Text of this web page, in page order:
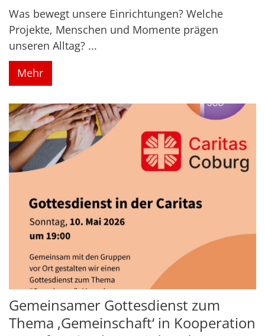
Was bewegt unsere Einrichtungen? Welche
Projekte, Menschen und Momente prägen
unseren Alltag? ...
Mehr
Gemeinsamer Gottesdienst zum
Thema ‚Gemeinschaft‘ in Kooperation